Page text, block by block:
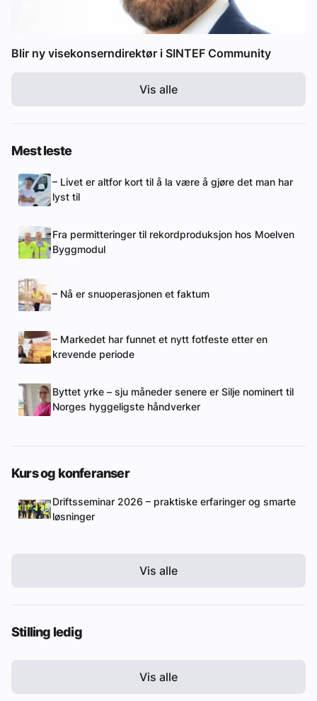
Blir ny visekonserndirektør i SINTEF Community
Vis alle
Mest leste
– Livet er altfor kort til å la være å gjøre det man har
lyst til
Fra permitteringer til rekordproduksjon hos Moelven
Byggmodul
– Nå er snuoperasjonen et faktum
– Markedet har funnet et nytt fotfeste etter en
krevende periode
Byttet yrke – sju måneder senere er Silje nominert til
Norges hyggeligste håndverker
Kurs og konferanser
Driftsseminar 2026 – praktiske erfaringer og smarte
løsninger
Vis alle
Stilling ledig
Vis alle